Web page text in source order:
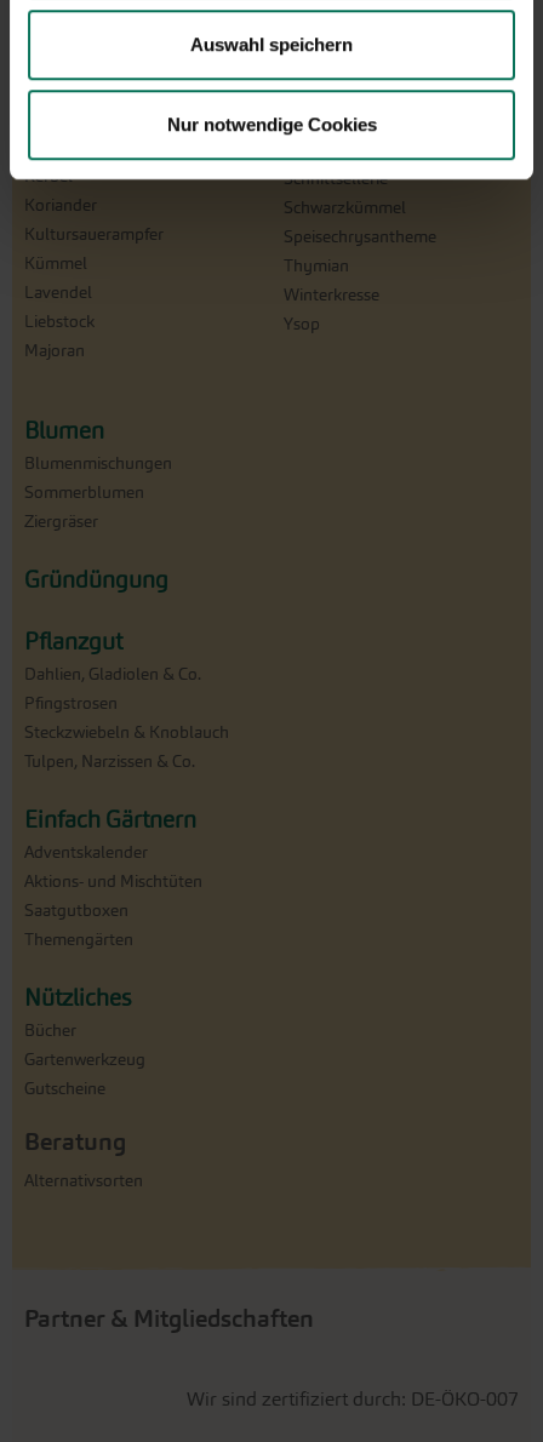
Auswahl speichern
Nur notwendige Cookies
Dill
Kerbel
Koriander
Kultursauerampfer
Kümmel
Lavendel
Liebstock
Majoran
Oregano
Petersilie
Salbei
Schnittknoblauch
Schnittsellerie
Schwarzkümmel
Speisechrysantheme
Thymian
Winterkresse
Ysop
Blumen
Blumenmischungen
Sommerblumen
Ziergräser
Gründüngung
Pflanzgut
Dahlien, Gladiolen & Co.
Pfingstrosen
Steckzwiebeln & Knoblauch
Tulpen, Narzissen & Co.
Einfach Gärtnern
Adventskalender
Aktions- und Mischtüten
Saatgutboxen
Themengärten
Nützliches
Bücher
Gartenwerkzeug
Gutscheine
Beratung
Alternativsorten
Partner & Mitgliedschaften
Wir sind zertifiziert durch: DE-ÖKO-007